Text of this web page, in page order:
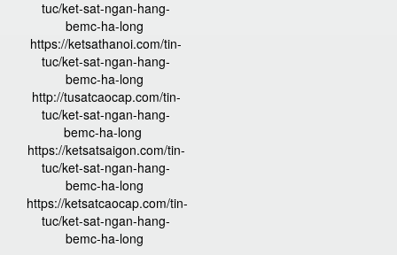
tuc/ket-sat-ngan-hang-
bemc-ha-long
https://ketsathanoi.com/tin-
tuc/ket-sat-ngan-hang-
bemc-ha-long
http://tusatcaocap.com/tin-
tuc/ket-sat-ngan-hang-
bemc-ha-long
https://ketsatsaigon.com/tin-
tuc/ket-sat-ngan-hang-
bemc-ha-long
https://ketsatcaocap.com/tin-
tuc/ket-sat-ngan-hang-
bemc-ha-long